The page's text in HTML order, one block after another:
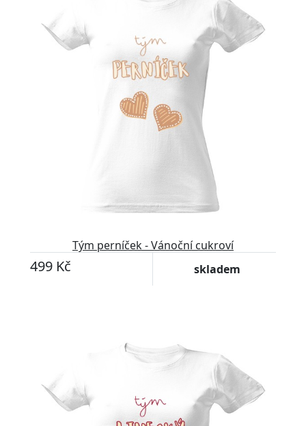
Tým perníček - Vánoční cukroví
499 Kč skladem